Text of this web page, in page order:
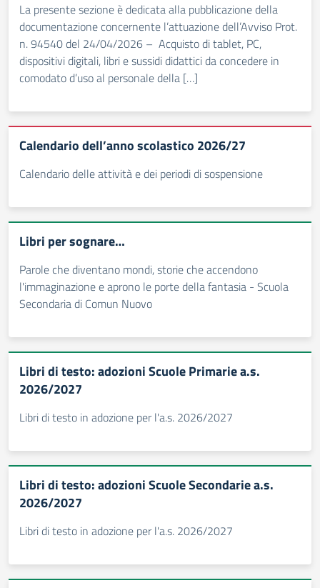
La presente sezione è dedicata alla pubblicazione della
documentazione concernente l’attuazione dell’Avviso Prot.
n. 94540 del 24/04/2026 – Acquisto di tablet, PC,
dispositivi digitali, libri e sussidi didattici da concedere in
comodato d’uso al personale della […]
Calendario dell’anno scolastico 2026/27
Calendario delle attività e dei periodi di sospensione
Libri per sognare…
Parole che diventano mondi, storie che accendono
l'immaginazione e aprono le porte della fantasia - Scuola
Secondaria di Comun Nuovo
Libri di testo: adozioni Scuole Primarie a.s.
2026/2027
Libri di testo in adozione per l'a.s. 2026/2027
Libri di testo: adozioni Scuole Secondarie a.s.
2026/2027
Libri di testo in adozione per l'a.s. 2026/2027